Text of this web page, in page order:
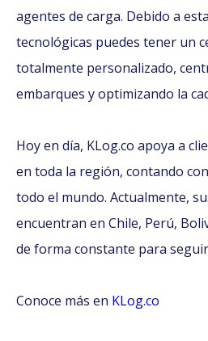
agentes de carga. Debido a
tecnológicas puedes tener un
totalmente personalizado,
embarques y optimizando la
Hoy en día, KLog.co apoya a
en toda la región, contando
todo el mundo. Actualmente,
encuentran en Chile, Perú,
de forma constante para
Conoce más en KLog.co